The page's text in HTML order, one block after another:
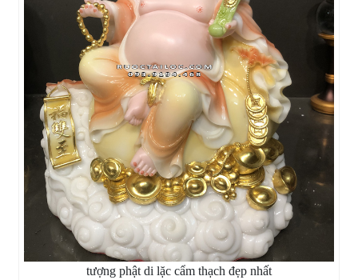
tượng phật di lặc cẩm thạch đẹp nhất